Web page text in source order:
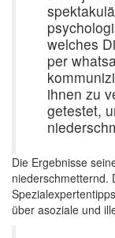
welches
per
ihnen zu
getestet,
Die Ergebnisse
niederschmetternd.
über asoziale und